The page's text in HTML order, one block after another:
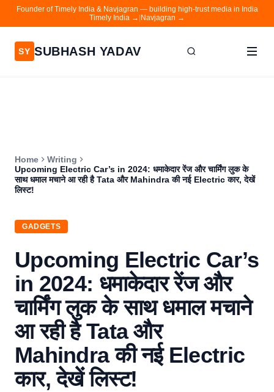
Founder of Timely India & Navjagran — building high-trust media in India
Timely India → Navjagran →
SY SUBHASH YADAV
Contact
Timely India
Home
Writing
Upcoming Electric Car’s in 2024: धमाकेदार रेंज और चार्मिंग लुक के
साथ धमाल मचाने आ रही है Tata और Mahindra की नई Electric कार, देखें
लिस्ट!
GADGETS
Upcoming Electric Car’s
in 2024: धमाकेदार रेंज और
चार्मिंग लुक के साथ धमाल मचाने
आ रही है Tata और
Mahindra की नई Electric
कार, देखें लिस्ट!